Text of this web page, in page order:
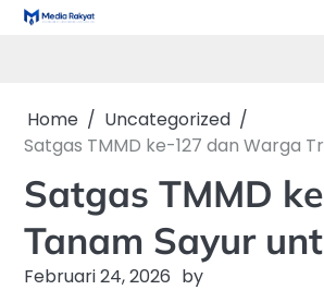
Skip
Home
Uncategorized
Satgas TMMD ke-127 dan Warga
Satgas TMMD
Tanam Sayur
Februari 24, 2026 by